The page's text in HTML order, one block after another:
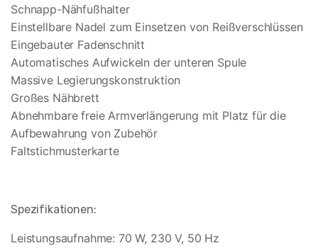
Schnapp-Nähfußhalter
Einstellbare Nadel zum Einsetzen von Reißverschlüssen
Eingebauter Fadenschnitt
Automatisches Aufwickeln der unteren Spule
Massive Legierungskonstruktion
Großes Nähbrett
Abnehmbare freie Armverlängerung mit Platz für die
Aufbewahrung von Zubehör
Faltstichmusterkarte
Spezifikationen:
Leistungsaufnahme: 70 W, 230 V, 50 Hz